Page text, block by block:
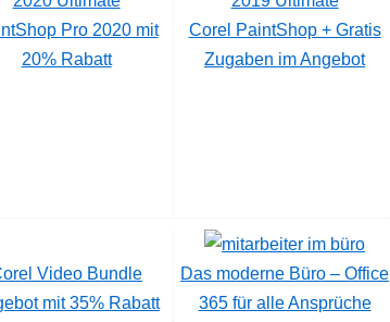
Pro 2020 mit
20% Rabatt
Corel PaintShop + Gratis
Zugaben im Angebot
Video Bundle
mit 35% Rabatt
Das moderne Büro – Office
365 für alle Ansprüche